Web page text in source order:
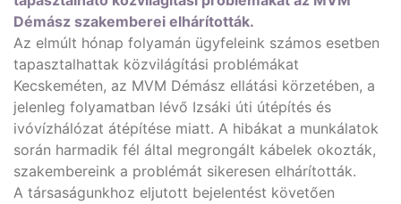
Démász szakemberei elhárították.
Az elmúlt hónap folyamán ügyfeleink számos esetben
tapasztalhattak közvilágítási problémákat
Kecskeméten, az MVM Démász ellátási körzetében, a
jelenleg folyamatban lévő Izsáki úti útépítés és
ivóvízhálózat átépítése miatt. A hibákat a munkálatok
során harmadik fél által megrongált kábelek okozták,
szakembereink a problémát sikeresen elhárították.
A társaságunkhoz eljutott bejelentést követően